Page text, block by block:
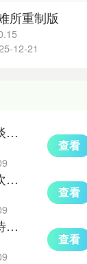
所重制版
12-21
我的怪谈笔记手游
查看
机械狂欢中文版
查看
漫长等待手机版
查看